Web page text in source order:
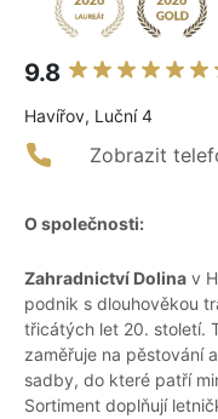
9.8
Havířov, Luční 4
Zobrazit
O společnosti:
Zahradnictví Dolina v
podnik s dlouhověkou
třicátých let 20. století.
zaměřuje na pěstování
sadby, do které patří
Sortiment doplňují